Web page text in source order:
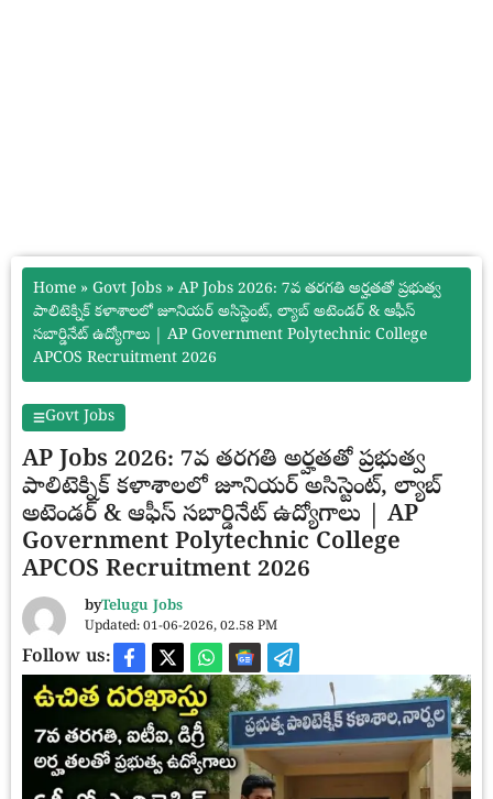
Home » Govt Jobs » AP Jobs 2026: 7వ తరగతి అర్హతతో ప్రభుత్వ
పాలిటెక్నిక్ కళాశాలలో జూనియర్ అసిస్టెంట్, ల్యాబ్ అటెండర్ & ఆఫీస్
సబార్డినేట్ ఉద్యోగాలు | AP Government Polytechnic College
APCOS Recruitment 2026
Govt Jobs
AP Jobs 2026: 7వ తరగతి అర్హతతో ప్రభుత్వ
పాలిటెక్నిక్ కళాశాలలో జూనియర్ అసిస్టెంట్, ల్యాబ్
అటెండర్ & ఆఫీస్ సబార్డినేట్ ఉద్యోగాలు | AP
Government Polytechnic College
APCOS Recruitment 2026
byTelugu Jobs
Updated: 01-06-2026, 02.58 PM
Follow us: